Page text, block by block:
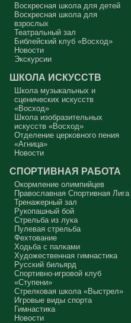
другого, но не себя.
Вот с этим предлагается
сплошная неделя прошла,
Масленица, прощённое
В нас должно быть внимание к
дни для приготовления не
Это цель жизни. Я об этом
сначала увидеть в себе этого
Аминь.
Протоиерей Андрей Алексеев
Воскресная школа для детей
Воскресная школа для
взрослых
Театральный зал
Библейский клуб «Восход»
Новости
Экскурсии
ШКОЛА ИСКУССТВ
Школа музыкальных и
сценических искусств
«Восход»
Школа изобразительных
искусств «Восход»
Отделение церковного пения
«Агница»
Новости
СПОРТИВНАЯ РАБОТА
Окормление олимпийцев
Православная Спортивная Лига
Тренажерный зал
Рукопашный бой
Стрельба из лука
Пулевая стрельба
Фехтование
Ходьба с палками
Художественная гимнастика
Русский бильярд
Спортивно-игровой клуб
«Ступени»
Стрелковая школа «Выстрел»
Игровые виды спорта
Гимнастика
Новости